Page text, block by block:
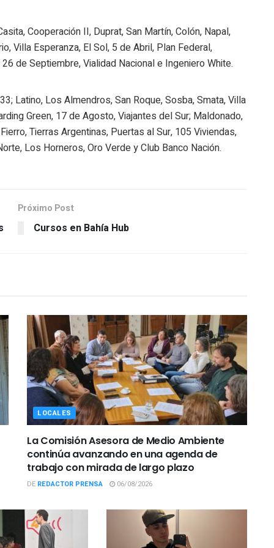
Cooperación II, Duprat, San Martín, Colón, Napal,
Villa Esperanza, El Sol, 5 de Abril, Plan Federal,
de Septiembre, Vialidad Nacional e Ingeniero White.
Latino, Los Almendros, San Roque, Sosba, Smata, Villa
Green, 17 de Agosto, Viajantes del Sur; Maldonado,
Tierras Argentinas, Puertas al Sur, 105 Viviendas,
Los Horneros, Oro Verde y Club Banco Nación.
Próximo Post
Cursos en Bahía Hub
LOCALES
La Comisión Asesora de Medio Ambiente
continúa avanzando en una agenda de
trabajo con mirada de largo plazo
DE REDACTOR PRENSA 06/08/2026